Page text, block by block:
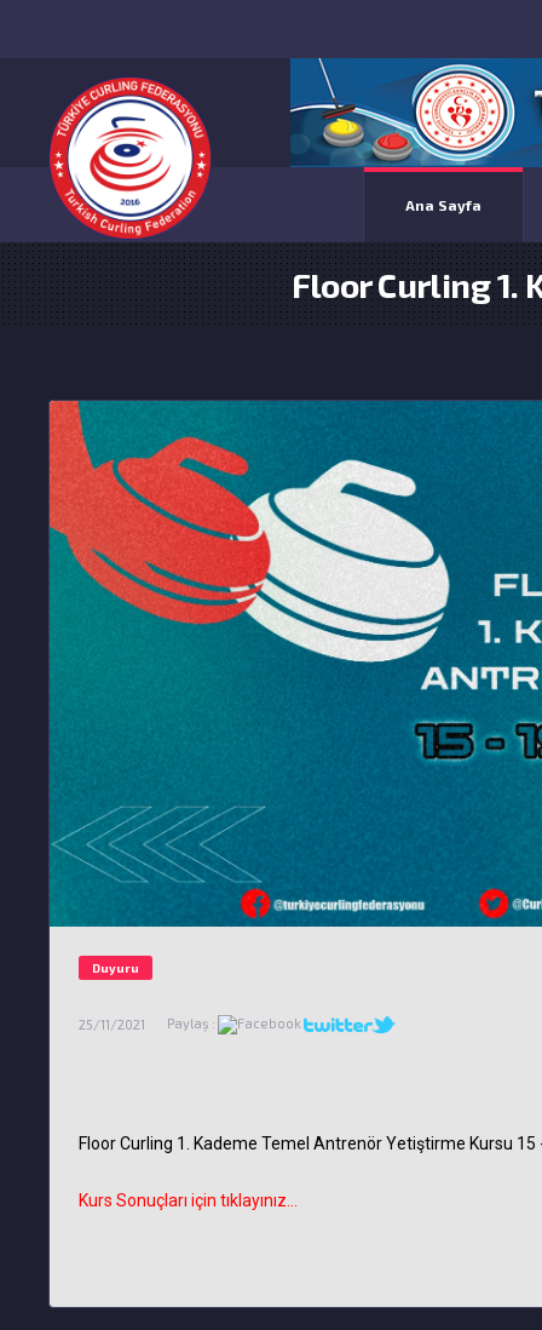
Ana Sayfa
Floor Curling 1.
Duyuru
25/11/2021 Paylaş :
Floor Curling 1. Kademe Temel Antrenör Yetiştirme Kursu 15
Kurs Sonuçları için tıklayınız...